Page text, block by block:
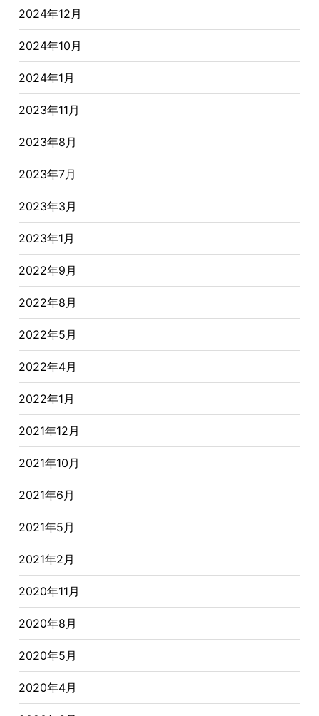
2024年12月
2024年10月
2024年1月
2023年11月
2023年8月
2023年7月
2023年3月
2023年1月
2022年9月
2022年8月
2022年5月
2022年4月
2022年1月
2021年12月
2021年10月
2021年6月
2021年5月
2021年2月
2020年11月
2020年8月
2020年5月
2020年4月